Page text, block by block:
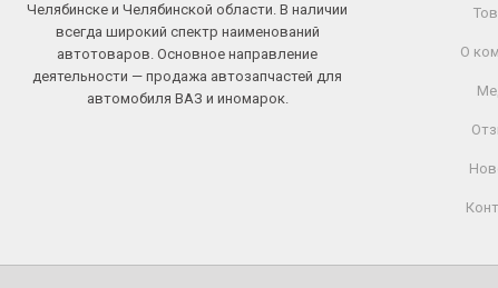
Челябинске и Челябинской области. В наличии
всегда широкий спектр наименований
автотоваров. Основное направление
деятельности — продажа автозапчастей для
автомобиля ВАЗ и иномарок.
О